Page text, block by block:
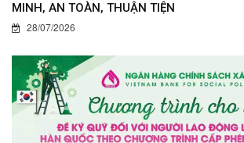
MINH, AN TOÀN, THUẬN TIỆN
28/07/2026